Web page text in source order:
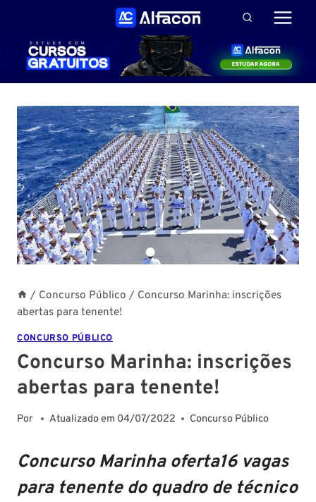
Conteúdo
/ Concurso Público / Concurso Marinha: inscrições
abertas para tenente!
CONCURSO PÚBLICO
Concurso Marinha: inscrições
abertas para tenente!
Por Atualizado em 04/07/2022 Concurso Público
Concurso Marinhaoferta16 vagas
para tenente do quadro de técnico